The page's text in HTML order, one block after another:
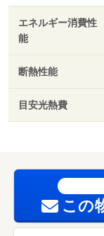
ーズに。・賃貸
ーブ株式会社 契
託料：賃料総額
在・うどんちゃ
はＬＩＮＥで条
と気軽に、もっ
エネルギー消費性
能
断熱性能
目安光熱費
この